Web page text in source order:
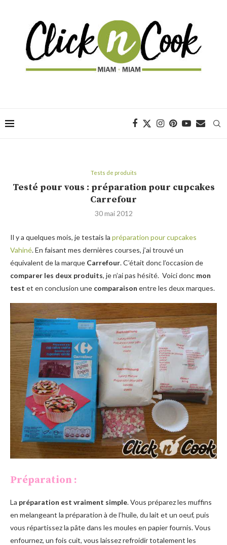
Tests de produits
Testé pour vous : préparation pour cupcakes
Carrefour
30 mai 2012
Il y a quelques mois, je testais la préparation pour cupcakes
Vahiné. En faisant mes dernières courses, j’ai trouvé un
équivalent de la marque Carrefour. C’était donc l’occasion de
comparer les deux produits, je n’ai pas hésité. Voici donc mon
test et en conclusion une comparaison entre les deux marques.
Préparation :
La préparation est vraiment simple. Vous préparez les muffins
en melangeant la préparation à de l’huile, du lait et un oeuf, puis
vous répartissez la pâte dans les moules en papier fournis. Vous
enfournez, un fois cuit, vous laissez refroidir totalement les